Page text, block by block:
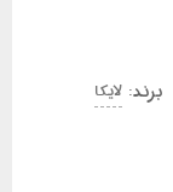
لایکا